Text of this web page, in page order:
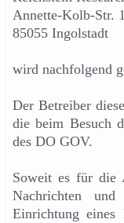
Annette-Kolb-Str.
85055 Ingolstadt
wird nachfolgend
Der Betreiber
die beim Besuch
des DO GOV.
Soweit es für die
Nachrichten
Einrichtung eines